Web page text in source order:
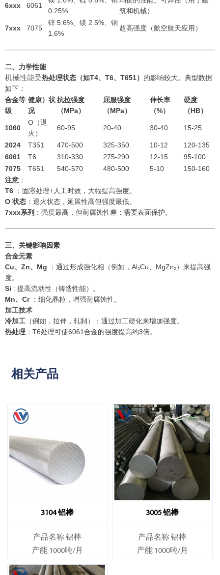
6xxx 6061
0.25%
筑和机械）
7xxx 7075
锌 5.6%、镁 2.5%、铜
1.6%
超高强度（航空航天应用）
二、力学性能
机械性能受热处理状态（如T4、T6、T651） 的影响较大。典型数据
如下：
合金等
级
健康）状
况
抗拉强度
（MPa）
屈服强度
（MPa）
伸长率
（%）
硬度
（HB）
1060
O（退
火）
60-95 20-40 30-40 15-25
2024 T351 470-500 325-350 10-12
120-135
6061
T6 310-330 275-290 12-15
95-100
7075
T651 540-570 480-500 5-10
150-160
注意 ：
T6
：固溶处理+人工时效，大幅提高强度。
O 状态 ：退火状态，延展性高但强度最低。
7xxx系列 ：强度最高，但耐腐蚀性差；需要表面保护。
三、关键影响因素
合金元素
Cu、Zn、Mg
：通过形成强化相（例如，Al₂Cu、MgZn₂）来提高强
度。
Si : 提高流动性（铸造性能）。
Mn、Cr
：细化晶粒，增强耐腐蚀性。
加工技术
冷加工 （例如，拉伸，轧制）：通过加工硬化来增加强度。
热处理 ：T6处理可使6061合金的强度提高约3倍。
相关产品
3104 铝棒
产品名称 铝棒
产能 1000吨/月
3005 铝棒
产品名称 铝棒
产能 1000吨/月